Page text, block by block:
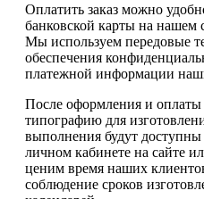
Оплатить заказ можно
банковской карты на нашем
Мы используем передовые
обеспечения
платежной информации
После оформления и оплаты
типографию для
выполнения будут
личном кабинете на сайте
ценим время наших
соблюдение сроков